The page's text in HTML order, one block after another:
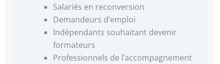
Salariés en reconversion
Demandeurs d’emploi
Indépendants souhaitant devenir
formateurs
Professionnels de l’accompagnement